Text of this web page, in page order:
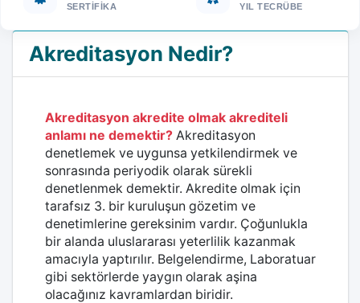
SERTIFIKA YIL TECRÜBE
Akreditasyon Nedir?
Akreditasyon akredite olmak akrediteli
anlamı ne demektir?Akreditasyon
denetlemek ve uygunsa yetkilendirmek ve
sonrasında periyodik olarak sürekli
denetlenmek demektir. Akredite olmak için
tarafsız 3. bir kuruluşun gözetim ve
denetimlerine gereksinim vardır. Çoğunlukla
bir alanda uluslararası yeterlilik kazanmak
amacıyla yaptırılır. Belgelendirme, Laboratuar
gibi sektörlerde yaygın olarak aşina
olacağınız kavramlardan biridir.